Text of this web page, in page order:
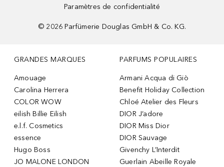
Paramètres de confidentialité
© 2026 Parfümerie Douglas GmbH & Co. KG.
GRANDES MARQUES
Amouage
Carolina Herrera
COLOR WOW
eilish Billie Eilish
e.l.f. Cosmetics
essence
Hugo Boss
JO MALONE LONDON
PARFUMS POPULAIRES
Armani Acqua di Giò
Benefit Holiday Collection
Chloé Atelier des Fleurs
DIOR J’adore
DIOR Miss Dior
DIOR Sauvage
Givenchy L’Interdit
Guerlain Abeille Royale